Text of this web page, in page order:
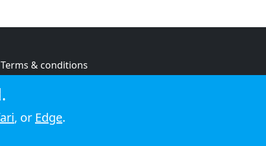
Terms & conditions
Cookie policy
, or Edge.